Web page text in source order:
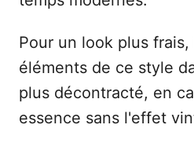
Pour un look plus
éléments de ce style
plus décontracté, en
essence sans l'effet